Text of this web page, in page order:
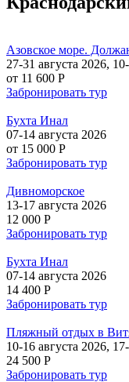
Азовское море.
27-31 августа 2026,
от 11 600 P
Забронировать тур
Бухта Инал
07-14 августа 2026
от 15 000 P
Забронировать тур
Дивноморское
13-17 августа 2026
12 000 P
Забронировать тур
Бухта Инал
07-14 августа 2026
14 400 P
Забронировать тур
Пляжный отдых в
10-16 августа 2026,
24 500 P
Забронировать тур